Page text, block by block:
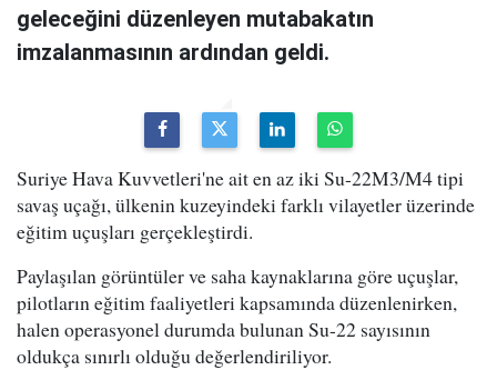
geleceğini düzenleyen mutabakatın
imzalanmasının ardından geldi.
Suriye Hava Kuvvetleri'ne ait en az iki Su-22M3/M4 tipi
savaş uçağı, ülkenin kuzeyindeki farklı vilayetler üzerinde
eğitim uçuşları gerçekleştirdi.
Paylaşılan görüntüler ve saha kaynaklarına göre uçuşlar,
pilotların eğitim faaliyetleri kapsamında düzenlenirken,
halen operasyonel durumda bulunan Su-22 sayısının
oldukça sınırlı olduğu değerlendiriliyor.